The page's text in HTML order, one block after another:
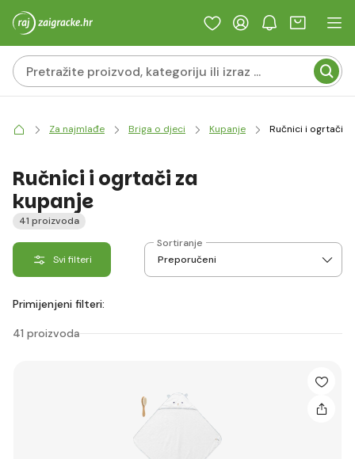
Za najmlađe Briga o djeci Kupanje Ručnici i ogrtači
Ručnici i ogrtači za
kupanje
41 proizvoda
Svi filteri
Sortiranje
Primijenjeni filteri:
41 proizvoda